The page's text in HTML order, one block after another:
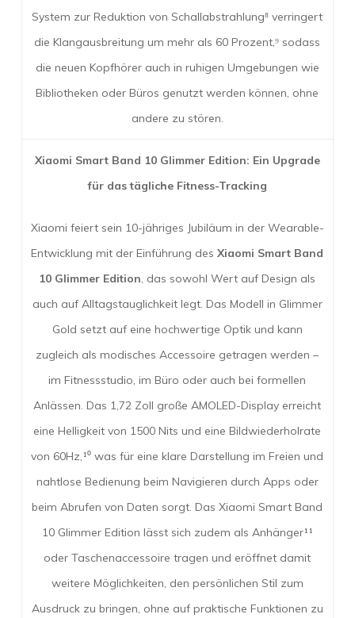
System zur Reduktion von Schallabstrahlung⁸ verringert
die Klangausbreitung um mehr als 60 Prozent,⁹ sodass
die neuen Kopfhörer auch in ruhigen Umgebungen wie
Bibliotheken oder Büros genutzt werden können, ohne
andere zu stören.
Xiaomi Smart Band 10 Glimmer Edition: Ein Upgrade
für das tägliche Fitness-Tracking
Xiaomi feiert sein 10-jähriges Jubiläum in der Wearable-
Entwicklung mit der Einführung desXiaomi Smart Band
10 Glimmer Edition, das sowohl Wert auf Design als
auch auf Alltagstauglichkeit legt. Das Modell in Glimmer
Gold setzt auf eine hochwertige Optik und kann
zugleich als modisches Accessoire getragen werden –
im Fitnessstudio, im Büro oder auch bei formellen
Anlässen. Das 1,72 Zoll große AMOLED-Display erreicht
eine Helligkeit von 1500 Nits und eine Bildwiederholrate
von 60Hz,¹⁰ was für eine klare Darstellung im Freien und
nahtlose Bedienung beim Navigieren durch Apps oder
beim Abrufen von Daten sorgt. Das Xiaomi Smart Band
10 Glimmer Edition lässt sich zudem als Anhänger¹¹
oder Taschenaccessoire tragen und eröffnet damit
weitere Möglichkeiten, den persönlichen Stil zum
Ausdruck zu bringen, ohne auf praktische Funktionen zu